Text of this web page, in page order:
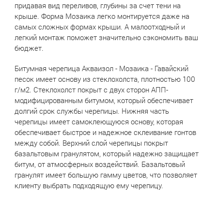
придавая вид переливов, глубины за счет тени на
крыше. Форма Мозаика легко монтируется даже на
самых сложных формах крыши. А малоотходный и
легкий монтаж поможет значительно сэкономить ваш
бюджет.
Битумная черепица Акваизол - Мозаика - Гавайский
песок имеет основу из стеклохолста, плотностью 100
г/м2. Стеклохолст покрыт с двух сторон АПП-
модифицированным битумом, который обеспечивает
долгий срок службы черепицы. Нижняя часть
черепицы имеет самоклеющуюся основу, которая
обеспечивает быстрое и надежное склеивание гонтов
между собой. Верхний слой черепицы покрыт
базальтовым гранулятом, который надежно защищает
битум, от атмосферных воздействий. Базальтовый
гранулят имеет большую гамму цветов, что позволяет
клиенту выбрать подходящую ему черепицу.